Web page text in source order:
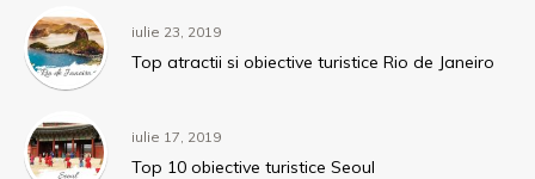
iulie 23, 2019
Top atractii si obiective turistice Rio de Janeiro
iulie 17, 2019
Top 10 obiective turistice Seoul